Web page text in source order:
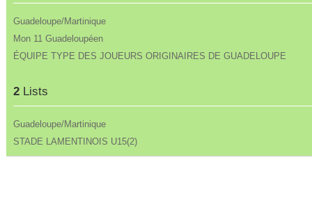
Guadeloupe/Martinique
Mon 11 Guadeloupéen
ÉQUIPE TYPE DES JOUEURS ORIGINAIRES DE GUADELOUPE
2Lists
Guadeloupe/Martinique
STADE LAMENTINOIS U15(2)